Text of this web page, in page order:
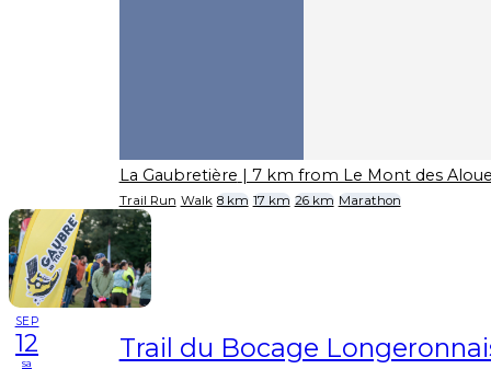
La Gaubretière | 7 km from Le Mont des
Trail Run Walk 8 km 17 km 26 km Marathon
SEP
12
sa Trail du Bocage